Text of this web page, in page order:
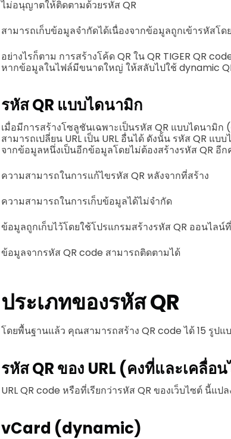
ไม่อนุญาตให้ติดตามด้วยรหัส QR
สามารถเก็บข้อมูลจำกัดได้เนื่องจากข้อมูลถูกเข้ารหัสโ
อย่างไรก็ตาม การสร้างโค้ด QR ใน QR TIGER QR
หากข้อมูลในไฟล์มีขนาดใหญ่ ให้สลับไปใช้ dynamic
รหัส QR แบบไดนามิก
เมื่อมีการสร้างโซลูชันเฉพาะเป็นรหัส QR แบบไดนามิ
สามารถเปลี่ยน URL เป็น URL อื่นได้ ดังนั้น รหัส QR แ
จากข้อมูลหนึ่งเป็นอีกข้อมูลโดยไม่ต้องสร้างรหัส QR อีก
ความสามารถในการแก้ไขรหัส QR หลังจากที่สร้าง
ความสามารถในการเก็บข้อมูลได้ไม่จำกัด
ข้อมูลถูกเก็บไว้โดยใช้โปรแกรมสร้างรหัส QR ออนไล
ข้อมูลจากรหัส QR code สามารถติดตามได้
ประเภทของรหัส QR
โดยพื้นฐานแล้ว คุณสามารถสร้าง QR code ได้ 15 รูปแ
รหัส QR ของ URL (คงที่และเคลื่อ
URL QR code หรือที่เรียกว่ารหัส QR ของเว็บไซต์ นี้แป
vCard (dynamic)